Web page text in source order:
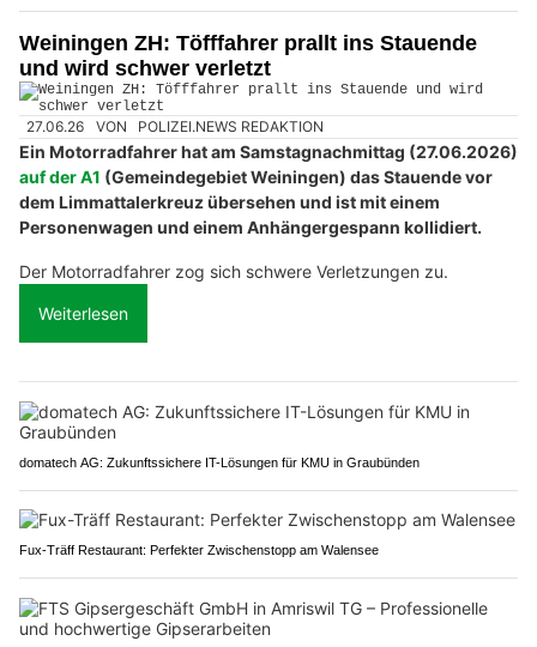
Weiningen ZH: Töfffahrer prallt ins Stauende
und wird schwer verletzt
27.06.26 VON POLIZEI.NEWS REDAKTION
Ein Motorradfahrer hat am Samstagnachmittag (27.06.2026)
auf der A1 (Gemeindegebiet Weiningen) das Stauende vor
dem Limmattalerkreuz übersehen und ist mit einem
Personenwagen und einem Anhängergespann kollidiert.
Der Motorradfahrer zog sich schwere Verletzungen zu.
Weiterlesen
domatech AG: Zukunftssichere IT-Lösungen für KMU in Graubünden
Fux-Träff Restaurant: Perfekter Zwischenstopp am Walensee